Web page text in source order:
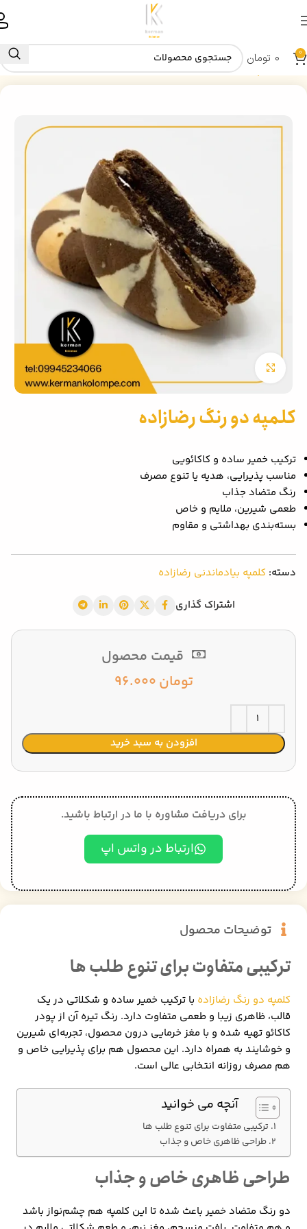
0 تومان
خانه کلمپه بیادماندنی رضازاده
بزرگنمایی تصویر
کلمپه دو رنگ رضازاده
ترکیب خمیر ساده و کاکائویی
مناسب پذیرایی، هدیه یا تنوع مصرف
رنگ متضاد جذاب
طعمی شیرین، ملایم و خاص
بسته‌بندی بهداشتی و مقاوم
دسته: کلمپه بیادماندنی رضازاده
اشتراک گذاری
قیمت محصول
تومان
افزودن به سبد خرید
برای دریافت مشاوره با ما در ارتباط باشید.
ارتباط در واتس اپ
توضیحات محصول
ترکیبی متفاوت برای تنوع طلب ها
کلمپه دو رنگ رضازاده با ترکیب خمیر ساده و شکلاتی در یک
قالب، ظاهری زیبا و طعمی متفاوت دارد. رنگ تیره آن از پودر
کاکائو تهیه شده و با مغز خرمایی درون محصول، تجربه‌ای شیرین
و خوشایند به همراه دارد. این محصول هم برای پذیرایی خاص و
هم مصرف روزانه انتخابی عالی است.
آنچه می خوانید
ترکیبی متفاوت برای تنوع طلب ها
طراحی ظاهری خاص و جذاب
طراحی ظاهری خاص و جذاب
دو رنگ متضاد خمیر باعث شده تا این کلمپه هم چشم‌نواز باشد